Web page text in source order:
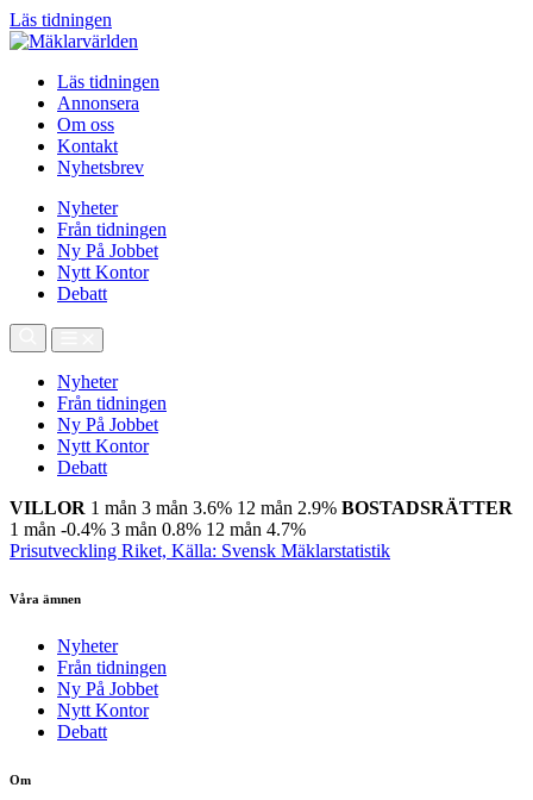
Läs tidningen
Läs tidningen
Annonsera
Om oss
Kontakt
Nyhetsbrev
Nyheter
Från tidningen
Ny På Jobbet
Nytt Kontor
Debatt
Nyheter
Från tidningen
Ny På Jobbet
Nytt Kontor
Debatt
VILLOR 1 mån 3 mån 3.6% 12 mån 2.9% BOSTADSRÄTTER
1 mån -0.4% 3 mån 0.8% 12 mån 4.7%
Prisutveckling Riket, Källa: Svensk Mäklarstatistik
Våra ämnen
Nyheter
Från tidningen
Ny På Jobbet
Nytt Kontor
Debatt
Om